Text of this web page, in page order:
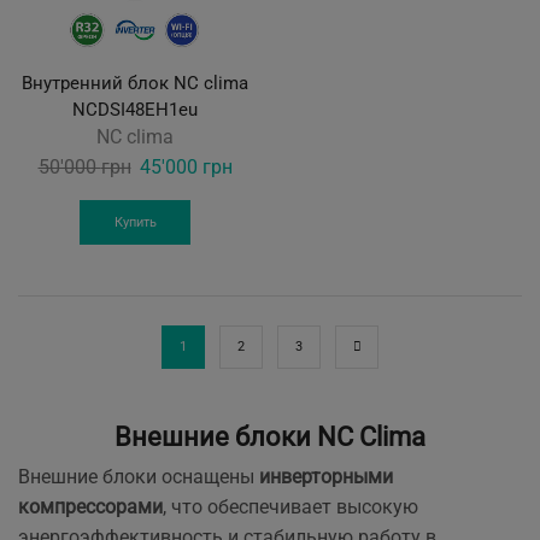
Внутренний блок NС clima
NCDSI48EH1eu
NC clima
50'000грн Original
price
was:
45'000 грнCurrent
Купить
1 2 3
Внешние блоки NC Clima
Внешние блоки оснащены инверторными
компрессорами, что обеспечивает высокую